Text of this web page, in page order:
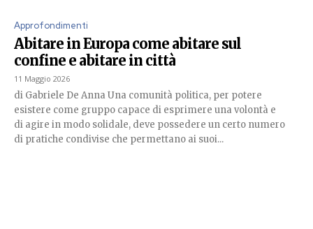
Approfondimenti
Abitare in Europa come abitare sul
confine e abitare in città
11 Maggio 2026
di Gabriele De Anna Una comunità politica, per potere
esistere come gruppo capace di esprimere una volontà e
di agire in modo solidale, deve possedere un certo numero
di pratiche condivise che permettano ai suoi...